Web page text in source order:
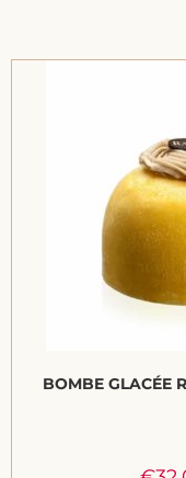
BOMBE GLACÉE